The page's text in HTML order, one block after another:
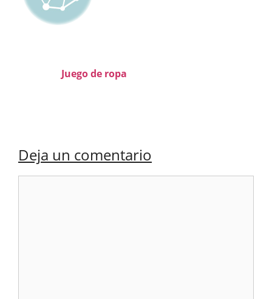
Juego de ropa
Deja un comentario